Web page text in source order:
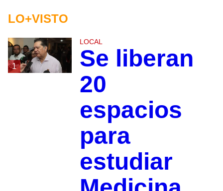
LO+VISTO
1
LOCAL
Se liberan
20
espacios
para
estudiar